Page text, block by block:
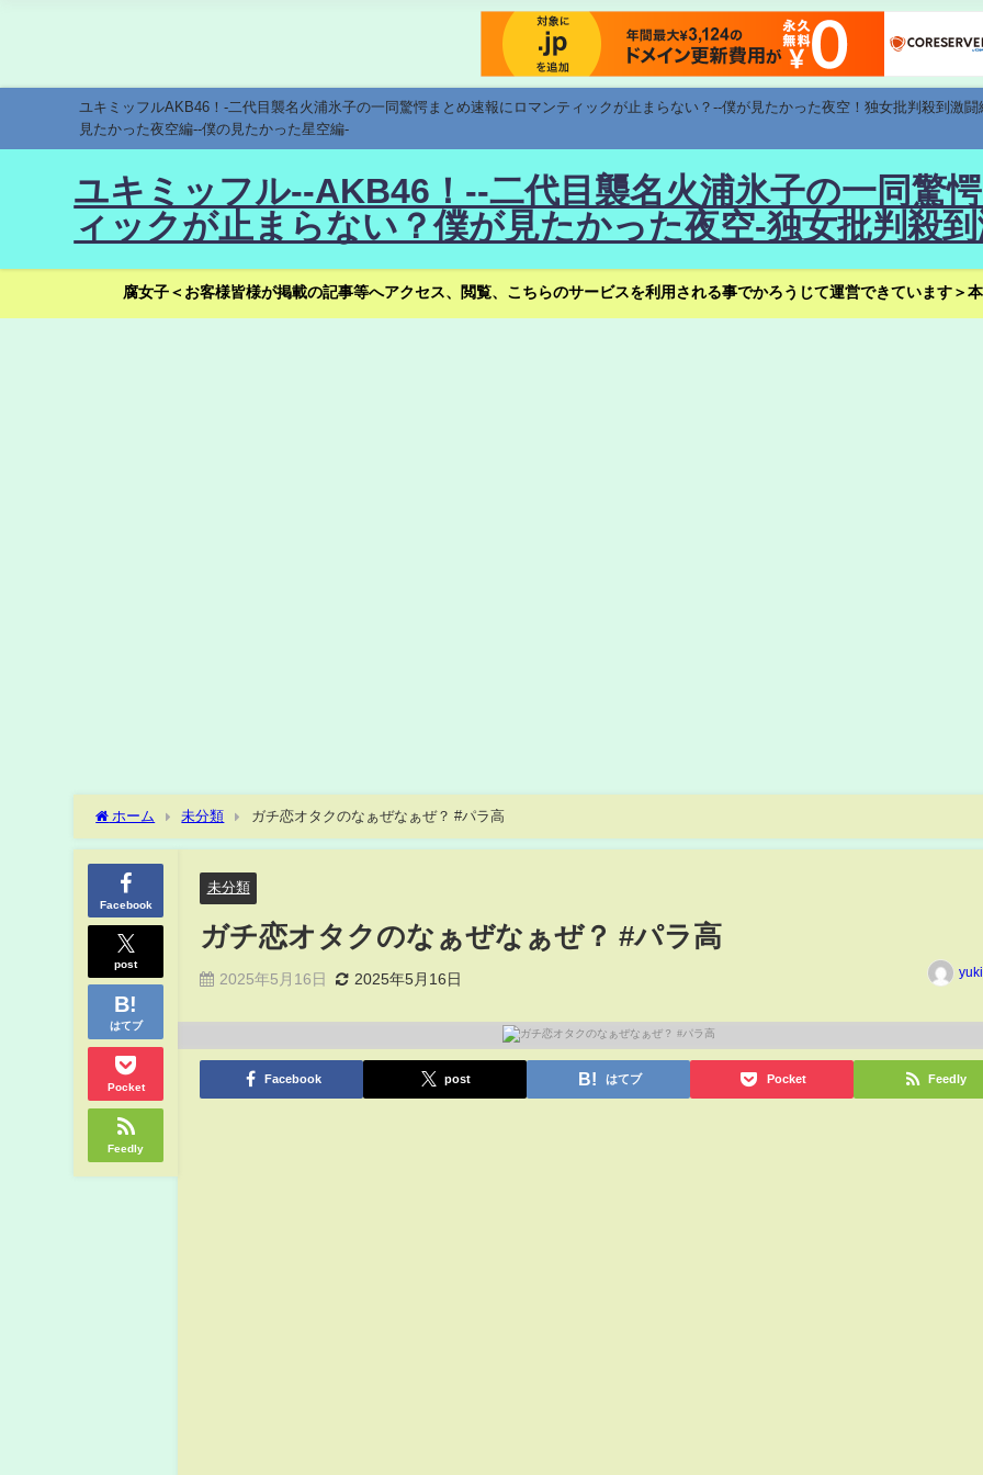
ユキミッフルAKB46！-二代目襲名火浦氷子の一同驚愕まとめ速報にロマンティックが止まらない？--僕が見たかった夜空！独女批判殺到激
見たかった夜空編--僕の見たかった星空編-
ユキミッフル--AKB46！--二代目襲名火浦氷子の一同驚
ィックが止まらない？僕が見たかった夜空-独女批判殺
腐女子＜お客様皆様が掲載の記事等へアクセス、閲覧、こちらのサービスを利用される事でかろうじて運営できています＞
ホーム 未分類 ガチ恋オタクのなぁぜなぁぜ？ #パラ高
Facebook
post
はてブ
Pocket
Feedly
未分類
ガチ恋オタクのなぁぜなぁぜ？ #パラ高
2025年5月16日 2025年5月16日
Facebook post はてブ Pocket Feedly